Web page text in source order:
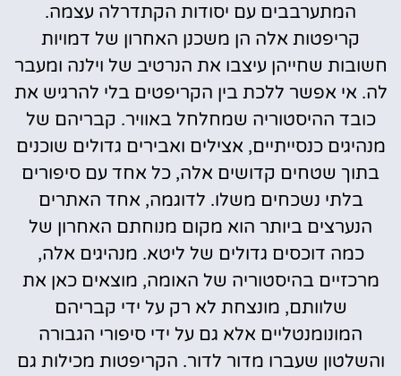
המתערבבים עם יסודות הקתדרלה עצמה.
קריפטות אלה הן משכנן האחרון של דמויות
חשובות שחייהן עיצבו את הנרטיב של וילנה ומעבר
לה. אי אפשר ללכת בין הקריפטים בלי להרגיש את
כובד ההיסטוריה שמחלחל באוויר. קבריהם של
מנהיגים כנסייתיים, אצילים ואבירים גדולים שוכנים
בתוך שטחים קדושים אלה, כל אחד עם סיפורים
בלתי נשכחים משלו. לדוגמה, אחד האתרים
הנערצים ביותר הוא מקום מנוחתם האחרון של
כמה דוכסים גדולים של ליטא. מנהיגים אלה,
מרכזיים בהיסטוריה של האומה, מוצאים כאן את
שלוותם, מונצחת לא רק על ידי קבריהם
המונומנטליים אלא גם על ידי סיפורי הגבורה
והשלטון שעברו מדור לדור. הקריפטות מכילות גם